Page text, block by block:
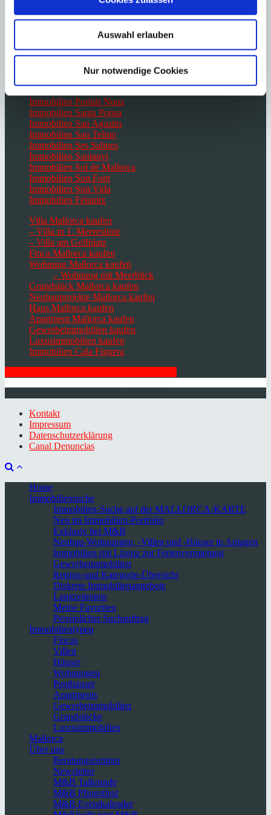
Auswahl erlauben
Nur notwendige Cookies
Immobilien El Toro
Immobilien Es Capdella
Immobilien Portocolom
Immobilien Campos
Immobilien Paguera
Immobilien Portals Nous
Immobilien Santa Ponsa
Immobilien San Agustin
Immobilien San Telmo
Immobilien Ses Salines
Immobilien Santanyi
Immobilien Sol de Mallorca
Immobilien Son Font
Immobilien Son Vida
Immobilien Felanitx
Villa Mallorca kaufen
– Villa in 1. Meereslinie
– Villa am Golfplatz
Finca Mallorca kaufen
Wohnung Mallorca kaufen
– Wohnung mit Meerblick
Grundstück Mallorca kaufen
Neubauprojekte Mallorca kaufen
Haus Mallorca kaufen
Apartment Mallorca kaufen
Gewerbeimmobilien kaufen
Luxusimmobilien kaufen
Immobilien Cala Figuera
Kontakt
Impressum
Datenschutzerklärung
Canal Denuncias
Home
Immobiliensuche
Immobilien-Suche auf der MALLORCA-KARTE
Neu im Immobilien-Portfolio
Exklusiv bei M&B
Neubau-Wohnungen, -Villen und -Häuser in Anlagen
Immobilien mit Lizenz zur Ferienvermietung
Gewerbeimmobilien
Region-und Kategorie-Übersicht
Diskrete Immobilienangebote
Langzeitmiete
Meine Favoriten
Persönlicher Suchauftrag
Immobilientypen
Fincas
Villen
Häuser
Wohnungen
Penthäuser
Apartments
Gewerbeimmobilien
Grundstücke
Luxusimmobilien
Mallorca
Über uns
Beratungszentren
Newsletter
M&B Talkrunde
M&B Pfingstfest
M&B Eventkalender